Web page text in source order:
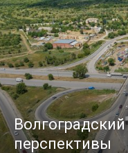
перспективы